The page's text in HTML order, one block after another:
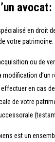
en droit
votre
ou de
modification d’un
effectuer en cas
de votre
est un